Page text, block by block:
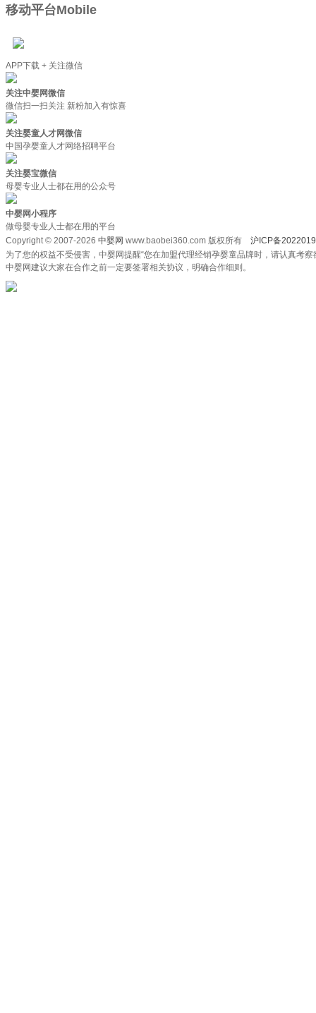
移动平台Mobile
APP下载 + 关注微信
关注中婴网微信
微信扫一扫关注 新粉加入有惊喜
关注婴童人才网微信
中国孕婴童人才网络招聘平台
关注婴宝微信
母婴专业人士都在用的公众号
中婴网小程序
做母婴专业人士都在用的平台
Copyright © 2007-2026 中婴网 www.baobei360.com 版权所有 沪ICP备
为了您的权益不受侵害，中婴网提醒“您在加盟代理经销孕婴童品牌时，请认真考
中婴网建议大家在合作之前一定要签署相关协议，明确合作细则。